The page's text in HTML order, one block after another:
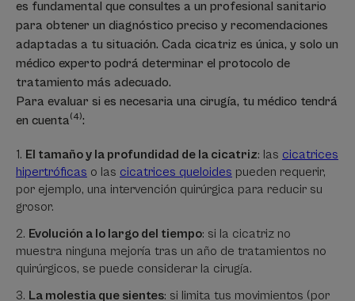
es fundamental que consultes a un profesional sanitario
para obtener un diagnóstico preciso y recomendaciones
adaptadas a tu situación. Cada cicatriz es única, y solo un
médico experto podrá determinar el protocolo de
tratamiento más adecuado.
Para evaluar si es necesaria una cirugía, tu médico tendrá
en cuenta(4):
El tamaño y la profundidad de la cicatriz: las cicatrices
hipertróficas o las cicatrices queloides pueden requerir,
por ejemplo, una intervención quirúrgica para reducir su
grosor.
Evolución a lo largo del tiempo: si la cicatriz no
muestra ninguna mejoría tras un año de tratamientos no
quirúrgicos, se puede considerar la cirugía.
La molestia que sientes: si limita tus movimientos (por